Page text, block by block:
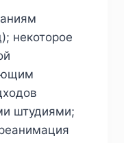
некоторое
штудиями;